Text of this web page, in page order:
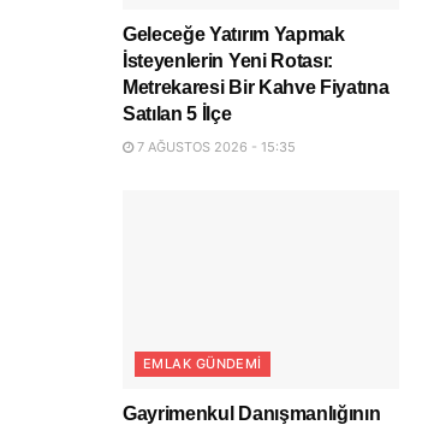
Geleceğe Yatırım Yapmak
İsteyenlerin Yeni Rotası:
Metrekaresi Bir Kahve Fiyatına
Satılan 5 İlçe
7 AĞUSTOS 2026 - 15:35
EMLAK GÜNDEMI
Gayrimenkul Danışmanlığının